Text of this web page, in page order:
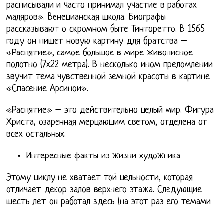
расписывали и часто принимал участие в работах
маляров». Венецианская школа. Биографы
рассказывают о скромном быте Тинторетто. В 1565
году он пишет новую картину для братства –
«Распятие», самое большое в мире живописное
полотно (7x22 метра). В несколько ином преломлении
звучит тема чувственной земной красоты в картине
«Спасение Арсинои».
«Распятие» – это действительно целый мир. Фигура
Христа, озаренная мерцающим светом, отделена от
всех остальных.
Интересные факты из жизни художника
Этому циклу не хватает той цельности, которая
отличает декор залов верхнего этажа. Следующие
шесть лет он работал здесь (на этот раз его темами